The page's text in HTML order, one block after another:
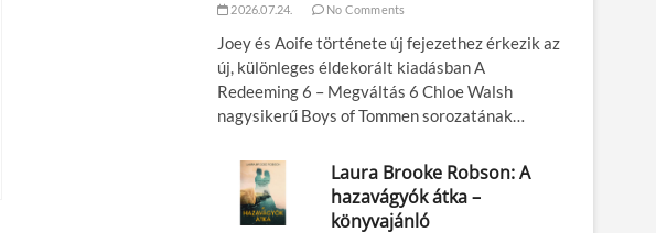
2026.07.24. No Comments
Joey és Aoife története új fejezethez érkezik az
új, különleges éldekorált kiadásban A
Redeeming 6 – Megváltás 6 Chloe Walsh
nagysikerű Boys of Tommen sorozatának…
Laura Brooke Robson: A
hazavágyók átka –
könyvajánló